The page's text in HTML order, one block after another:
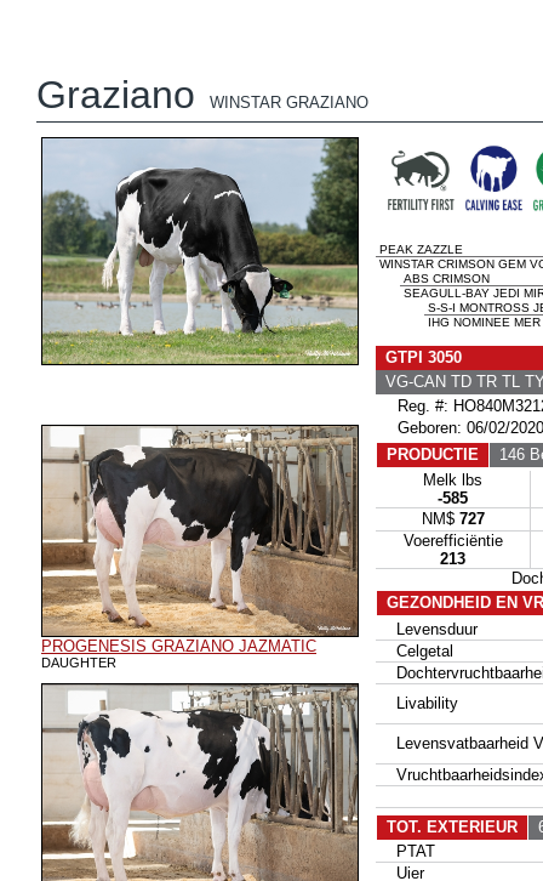
Graziano WINSTAR GRAZIANO
PROGENESIS GRAZIANO JAZMATIC
DAUGHTER
PEAK ZAZZLE
WINSTAR CRIMSON GEM
ABS CRIMSON
SEAGULL-BAY JEDI
S-S-I MONTROSS
IHG NOMINEE
GTPI 3050
VG-CAN TD TR TL
Reg. #:
Geboren: 06/02/2020
PRODUCTIE
146
Melk lbs
-585
NM$ 727
Voerefficiëntie
213
GEZONDHEID EN
Levensduur
Celgetal
Livability
Levensvatbaarheid
TOT. EXTERIEUR
PTAT
Uier